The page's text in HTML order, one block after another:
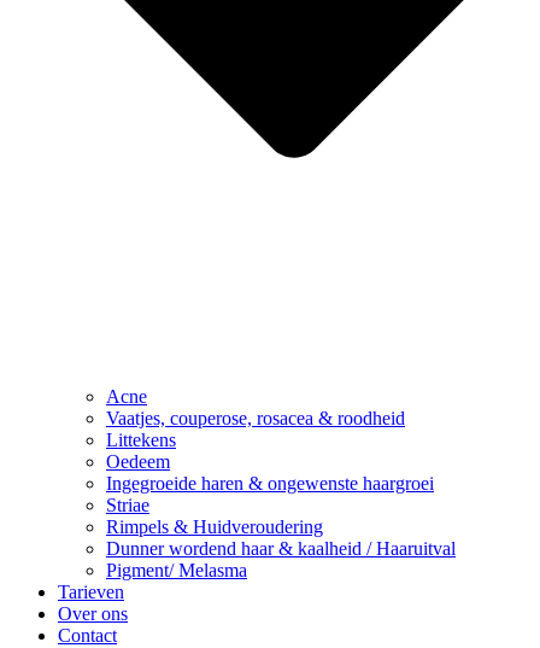
Acne
Vaatjes, couperose, rosacea & roodheid
Littekens
Oedeem
Ingegroeide haren & ongewenste haargroei
Striae
Rimpels & Huidveroudering
Dunner wordend haar & kaalheid / Haaruitval
Pigment/ Melasma
Tarieven
Over ons
Contact